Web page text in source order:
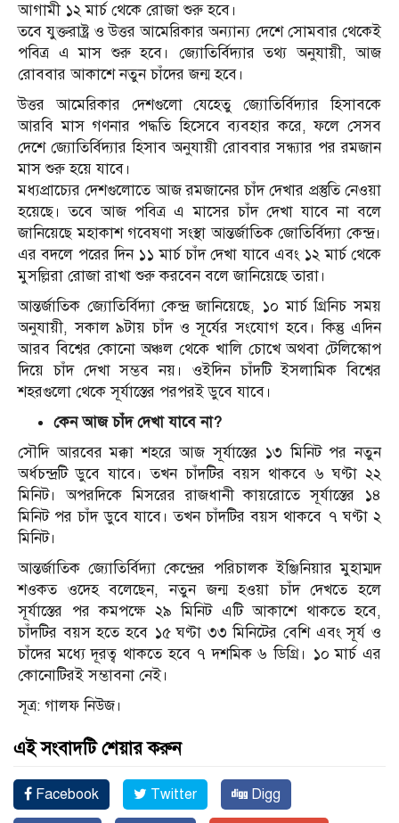
আগামী ১২ মার্চ থেকে রোজা শুরু হবে।
তবে যুক্তরাষ্ট্র ও উত্তর আমেরিকার অন্যান্য দেশে সোমবার থেকেই
পবিত্র এ মাস শুরু হবে। জ্যোতির্বিদ্যার তথ্য অনুযায়ী, আজ
রোববার আকাশে নতুন চাঁদের জন্ম হবে।
উত্তর আমেরিকার দেশগুলো যেহেতু জ্যোতির্বিদ্যার হিসাবকে
আরবি মাস গণনার পদ্ধতি হিসেবে ব্যবহার করে, ফলে সেসব
দেশে জ্যোতির্বিদ্যার হিসাব অনুযায়ী রোববার সন্ধ্যার পর রমজান
মাস শুরু হয়ে যাবে।
মধ্যপ্রাচ্যের দেশগুলোতে আজ রমজানের চাঁদ দেখার প্রস্তুতি নেওয়া
হয়েছে। তবে আজ পবিত্র এ মাসের চাঁদ দেখা যাবে না বলে
জানিয়েছে মহাকাশ গবেষণা সংস্থা আন্তর্জাতিক জোতির্বিদ্যা কেন্দ্র।
এর বদলে পরের দিন ১১ মার্চ চাঁদ দেখা যাবে এবং ১২ মার্চ থেকে
মুসল্লিরা রোজা রাখা শুরু করবেন বলে জানিয়েছে তারা।
আন্তর্জাতিক জ্যোতির্বিদ্যা কেন্দ্র জানিয়েছে, ১০ মার্চ গ্রিনিচ সময়
অনুযায়ী, সকাল ৯টায় চাঁদ ও সূর্যের সংযোগ হবে। কিন্তু এদিন
আরব বিশ্বের কোনো অঞ্চল থেকে খালি চোখে অথবা টেলিস্কোপ
দিয়ে চাঁদ দেখা সম্ভব নয়। ওইদিন চাঁদটি ইসলামিক বিশ্বের
শহরগুলো থেকে সূর্যাস্তের পরপরই ডুবে যাবে।
কেন আজ চাঁদ দেখা যাবে না?
সৌদি আরবের মক্কা শহরে আজ সূর্যাস্তের ১৩ মিনিট পর নতুন
অর্ধচন্দ্রটি ডুবে যাবে। তখন চাঁদটির বয়স থাকবে ৬ ঘণ্টা ২২
মিনিট। অপরদিকে মিসরের রাজধানী কায়রোতে সূর্যাস্তের ১৪
মিনিট পর চাঁদ ডুবে যাবে। তখন চাঁদটির বয়স থাকবে ৭ ঘণ্টা ২
মিনিট।
আন্তর্জাতিক জ্যোতির্বিদ্যা কেন্দ্রের পরিচালক ইঞ্জিনিয়ার মুহাম্মদ
শওকত ওদেহ বলেছেন, নতুন জন্ম হওয়া চাঁদ দেখতে হলে
সূর্যাস্তের পর কমপক্ষে ২৯ মিনিট এটি আকাশে থাকতে হবে,
চাঁদটির বয়স হতে হবে ১৫ ঘণ্টা ৩৩ মিনিটের বেশি এবং সূর্য ও
চাঁদের মধ্যে দূরত্ব থাকতে হবে ৭ দশমিক ৬ ডিগ্রি। ১০ মার্চ এর
কোনোটিরই সম্ভাবনা নেই।
সূত্র: গালফ নিউজ।
এই সংবাদটি শেয়ার করুন
Facebook Twitter Digg